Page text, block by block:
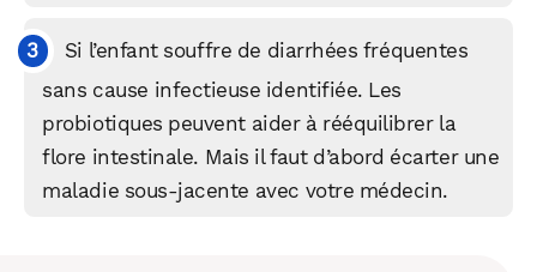
Si l’enfant souffre de diarrhées fréquentes
sans cause infectieuse identifiée. Les
probiotiques peuvent aider à rééquilibrer la
flore intestinale. Mais il faut d’abord écarter une
maladie sous-jacente avec votre médecin.
WhatsApp Telegram Email
Facebook X LinkedIn